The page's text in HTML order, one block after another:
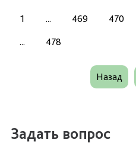
1 ... 469 470
... 478
Назад
Задать вопрос